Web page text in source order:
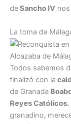
deSancho IV
La toma de
Alcazaba de
Todos sabemos
finalizó con la
de Granada
Reyes Católicos.
granadino,